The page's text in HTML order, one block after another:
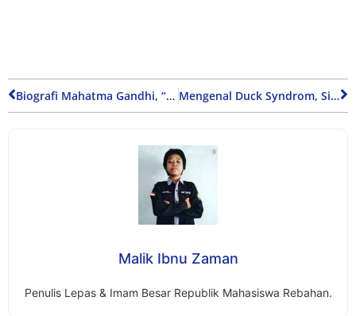
Biografi Mahatma Gandhi, “Bapak Bangsa” India yang Melawan Tanpa Kekerasan Mengenal Duck Syndrom, Si Pura-Pura Bahagia
Malik Ibnu Zaman
Penulis Lepas & Imam Besar Republik Mahasiswa Rebahan.